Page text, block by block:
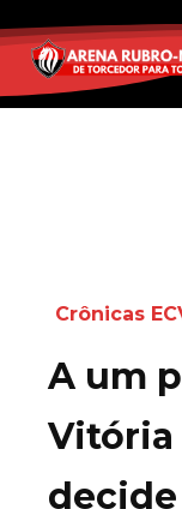
Crônicas
A um
Vitória
decide